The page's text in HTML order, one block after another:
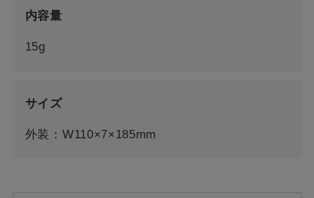
内容量
15g
サイズ
外装：W110×7×185mm